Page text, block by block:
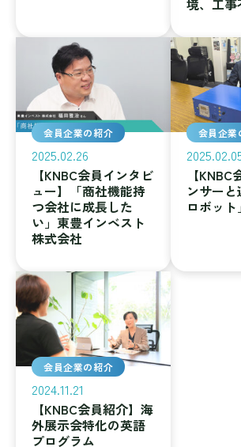
境、工事
会員企業の紹介
2025.02.26
【KNBC会員インタビ
ュー】「商社機能持
つ会社に成長した
い」東豊インベスト
株式会社
会員企業
【
ンサー
ロボッ
会員企業の紹介
2024.11.21
【KNBC会員紹介】海
外展示会特化の英語
プログラム